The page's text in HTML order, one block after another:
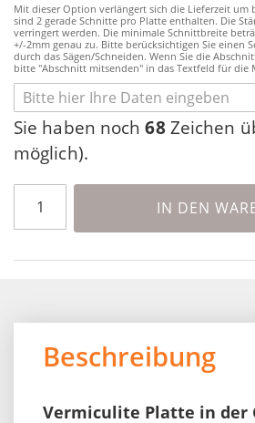
Mit dieser Option verlängert sich die Lieferzeit um
sind 2 gerade Schnitte pro Platte enthalten. Die
verringert werden. Die minimale Schnittbreite
+/-2mm genau zu. Bitte berücksichtigen Sie einen
durch das Sägen/Schneiden. Wenn Sie die
bitte "Abschnitt mitsenden" in das Textfeld für die
Sie haben noch68Zeichen
möglich).
IN DEN
Beschreibung
Vermiculite Platte in der